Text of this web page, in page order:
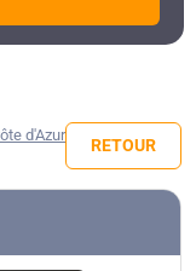
d'Azur
RETOUR